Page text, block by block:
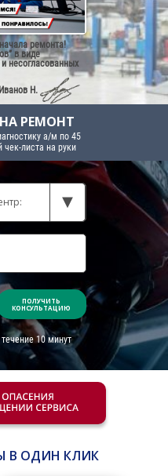
ремонта!
в виде
несогласованных
Иванов Н.
РЕМОНТ
а/м по 45
листа на руки
ПОЛУЧИТЬ
КОНСУЛЬТАЦИЮ
10 минут
В ОДИН КЛИК